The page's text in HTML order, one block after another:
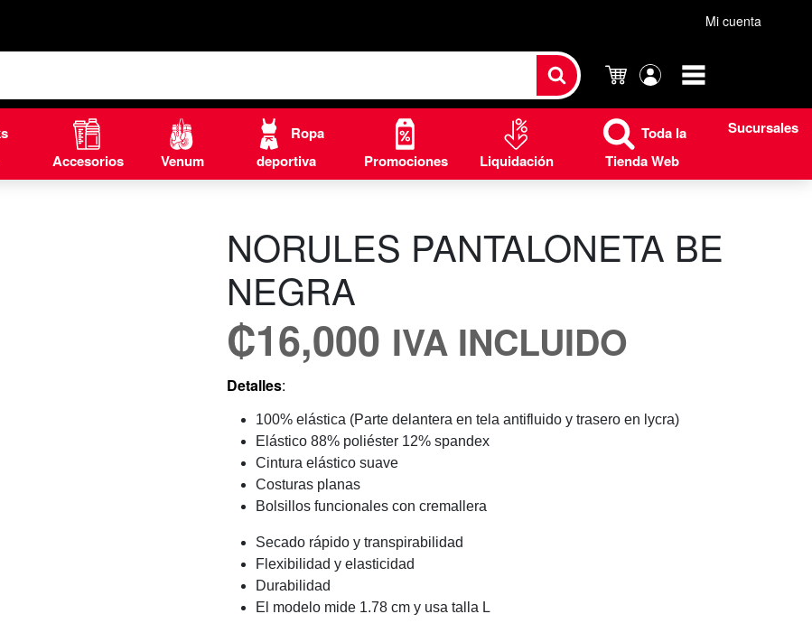
Mi cuenta
Carrito
cuenta
Accesorios Venum
Ropa
deportiva
Promociones Liquidación
Toda la
Tienda Web
Sucursales
NORULES PANTALONETA BE
NEGRA
₡16,000 IVA INCLUIDO
Detalles:
100% elástica (Parte delantera en tela antifluido y trasero en lycra)
Elástico 88% poliéster 12% spandex
Cintura elástico suave
Costuras planas
Bolsillos funcionales con cremallera
Secado rápido y transpirabilidad
Flexibilidad y elasticidad
Durabilidad
El modelo mide 1.78 cm y usa talla L